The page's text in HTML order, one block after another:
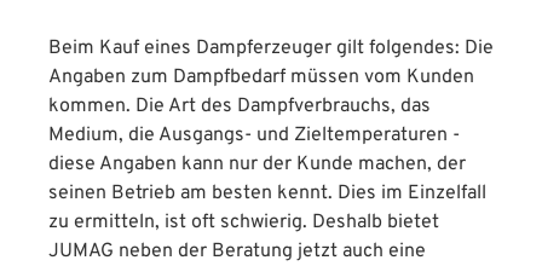
Beim Kauf eines Dampferzeuger gilt folgendes: Die
Angaben zum Dampfbedarf müssen vom Kunden
kommen. Die Art des Dampfverbrauchs, das
Medium, die Ausgangs- und Zieltemperaturen -
diese Angaben kann nur der Kunde machen, der
seinen Betrieb am besten kennt. Dies im Einzelfall
zu ermitteln, ist oft schwierig. Deshalb bietet
JUMAG neben der Beratung jetzt auch eine